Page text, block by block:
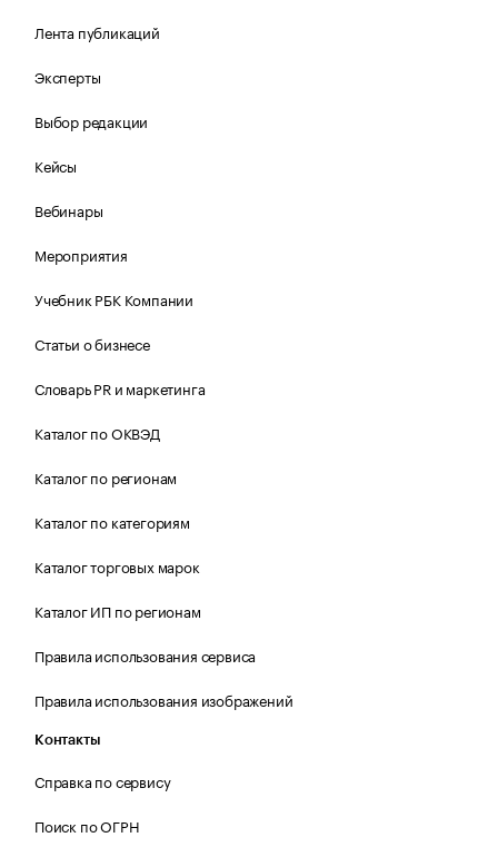
Лента публикаций
Эксперты
Выбор редакции
Кейсы
Вебинары
Мероприятия
Учебник РБК Компании
Статьи о бизнесе
Словарь PR и маркетинга
Каталог по ОКВЭД
Каталог по регионам
Каталог по категориям
Каталог торговых марок
Каталог ИП по регионам
Правила использования сервиса
Правила использования изображений
Контакты
Справка по сервису
Поиск по ОГРН